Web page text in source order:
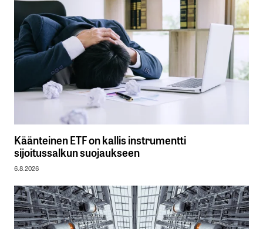
Käänteinen ETF on kallis instrumentti
sijoitussalkun suojaukseen
6.8.2026